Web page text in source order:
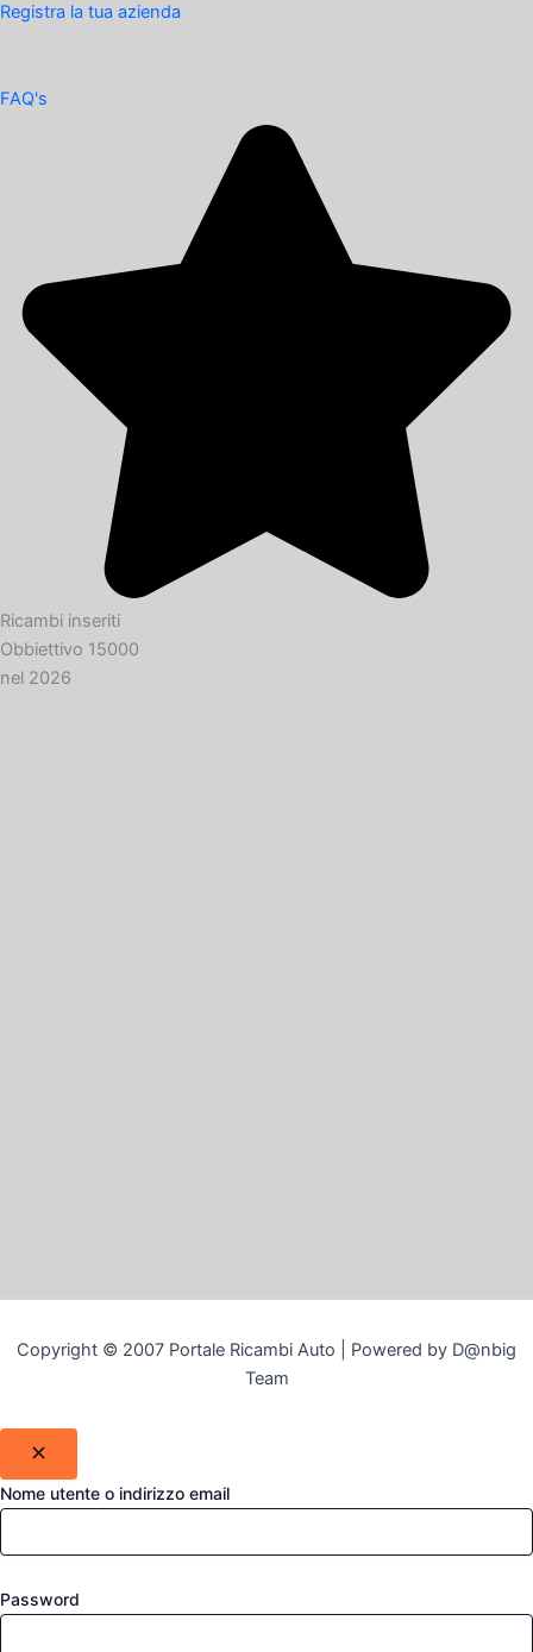
Registra la tua azienda
FAQ's
Ricambi inseriti
Obbiettivo 15000
nel 2026
Copyright © 2007 Portale Ricambi Auto | Powered by D@nbig
Team
Nome utente o indirizzo email
Password